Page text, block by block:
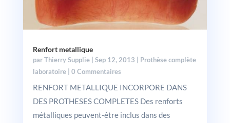
Renfort metallique
parThierry Supplie| Sep 12, 2013
Prothèse complète
laboratoire| 0 Commentaires
RENFORT METALLIQUE INCORPORE DANS
DES PROTHESES COMPLETES Des renforts
métalliques peuvent-être inclus dans des